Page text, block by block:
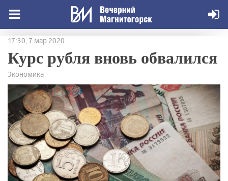
17:30, 7 мар 2020
Курс рубля вновь обвалился
Экономика